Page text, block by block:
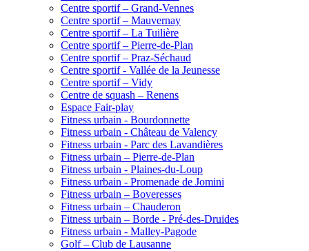
Centre sportif – Grand-Vennes
Centre sportif – Mauvernay
Centre sportif – La Tuilière
Centre sportif – Pierre-de-Plan
Centre sportif – Praz-Séchaud
Centre sportif - Vallée de la Jeunesse
Centre sportif – Vidy
Centre de squash – Renens
Espace Fair-play
Fitness urbain - Bourdonnette
Fitness urbain - Château de Valency
Fitness urbain - Parc des Lavandières
Fitness urbain – Pierre-de-Plan
Fitness urbain - Plaines-du-Loup
Fitness urbain - Promenade de Jomini
Fitness urbain – Boveresses
Fitness urbain – Chauderon
Fitness urbain – Borde - Pré-des-Druides
Fitness urbain - Malley-Pagode
Golf – Club de Lausanne